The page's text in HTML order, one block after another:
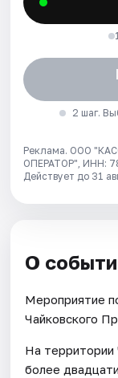
2 шаг.
Реклама. ООО
ОПЕРАТОР", ИНН:
Действует до 31
О
Мероприятие
Чайковского
На территории
более